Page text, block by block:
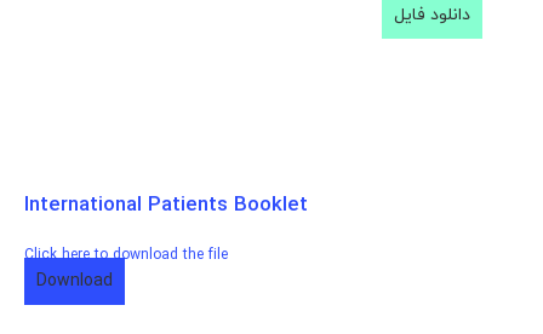
دانلود فایل
International Patients Booklet
Click here to download the file
Download